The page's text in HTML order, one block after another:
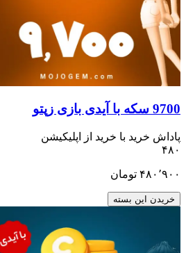
9700 سکه با آیدی بازی زپتو
پاداش خرید با خرید از اپلیکیشن
۴۸۰
۴۸۰٬۹۰۰ تومان
خریدن این بسته